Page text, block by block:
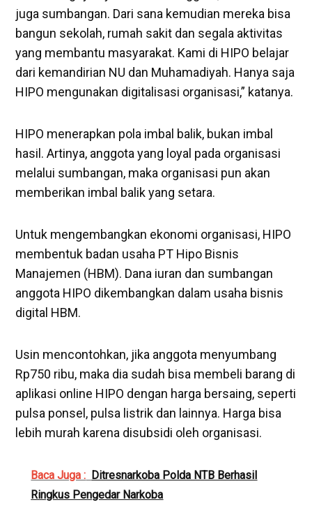
juga sumbangan. Dari sana kemudian mereka bisa
bangun sekolah, rumah sakit dan segala aktivitas
yang membantu masyarakat. Kami di HIPO belajar
dari kemandirian NU dan Muhamadiyah. Hanya saja
HIPO mengunakan digitalisasi organisasi,” katanya.
HIPO menerapkan pola imbal balik, bukan imbal
hasil. Artinya, anggota yang loyal pada organisasi
melalui sumbangan, maka organisasi pun akan
memberikan imbal balik yang setara.
Untuk mengembangkan ekonomi organisasi, HIPO
membentuk badan usaha PT Hipo Bisnis
Manajemen (HBM). Dana iuran dan sumbangan
anggota HIPO dikembangkan dalam usaha bisnis
digital HBM.
Usin mencontohkan, jika anggota menyumbang
Rp750 ribu, maka dia sudah bisa membeli barang di
aplikasi online HIPO dengan harga bersaing, seperti
pulsa ponsel, pulsa listrik dan lainnya. Harga bisa
lebih murah karena disubsidi oleh organisasi.
Baca Juga : Ditresnarkoba Polda NTB Berhasil
Ringkus Pengedar Narkoba